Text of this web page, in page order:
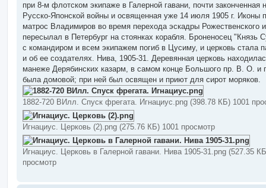
при 8-м флотском экипаже в Галерной гавани, почти законченная
Русско-Японской войны и освященная уже 14 июля 1905 г. Иконы
матрос Владимиров во время перехода эскадры Рожественского и
пересылал в Петербург на стоянках корабля. Броненосец "Князь
с командиром и всем экипажем погиб в Цусиму, и церковь стала
и об ее создателях. Нива, 1905-31. Деревянная церковь
манеже Дерябинских казарм, в самом конце Большого пр. В. О. и
была домовой; при ней был освящен и приют для сирот моряков.
1882-720 ВИлл. Спуск фрегата. Игнациус.png (398.78 КБ) 1001
Игнациус. Церковь (2).png (275.76 КБ) 1001 просмотр
Игнациус. Церковь в Галерной гавани. Нива 1905-31.png (527.35
просмотр